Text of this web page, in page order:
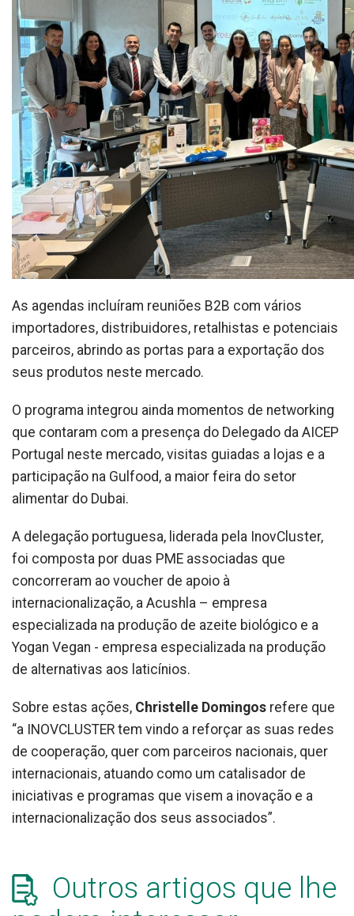
As agendas incluíram reuniões B2B com vários
importadores, distribuidores, retalhistas e potenciais
parceiros, abrindo as portas para a exportação dos
seus produtos neste mercado.
O programa integrou ainda momentos de networking
que contaram com a presença do Delegado da AICEP
Portugal neste mercado, visitas guiadas a lojas e a
participação na Gulfood, a maior feira do setor
alimentar do Dubai.
A delegação portuguesa, liderada pela InovCluster,
foi composta por duas PME associadas que
concorreram ao voucher de apoio à
internacionalização, a Acushla – empresa
especializada na produção de azeite biológico e a
Yogan Vegan - empresa especializada na produção
de alternativas aos laticínios.
Sobre estas ações, Christelle Domingos refere que
“a INOVCLUSTER tem vindo a reforçar as suas redes
de cooperação, quer com parceiros nacionais, quer
internacionais, atuando como um catalisador de
iniciativas e programas que visem a inovação e a
internacionalização dos seus associados”.
Outros artigos que lhe